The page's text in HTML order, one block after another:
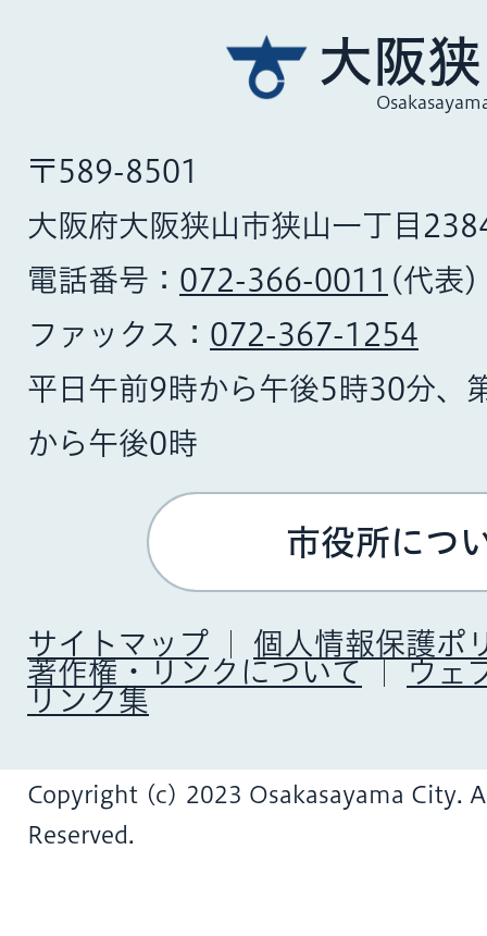
大阪
〒589-8501
大阪府大阪狭山市狭山一丁目
電話番号： 072-366-0011 (代表)
ファックス： 072-367-1254
平日午前9時から午後5時30分、
から午後0時
市役所につ
サイトマップ
個人情報保護ポ
著作権・リンクについて
ウェ
リンク集
Copyright (c) 2023 Osakasayama City.
Reserved.